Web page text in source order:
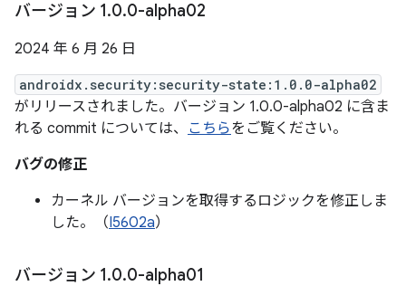
バージョン 1.0.0-alpha02
2024 年 6 月 26 日
androidx.security:security-state:1.0.0-alpha02
がリリースされました。バージョン 1.0.0-alpha02 に含ま
れる commit については、 こちらをご覧ください。
バグの修正
カーネル バージョンを取得するロジックを修正しま
した。（I5602a）
バージョン 1.0.0-alpha01